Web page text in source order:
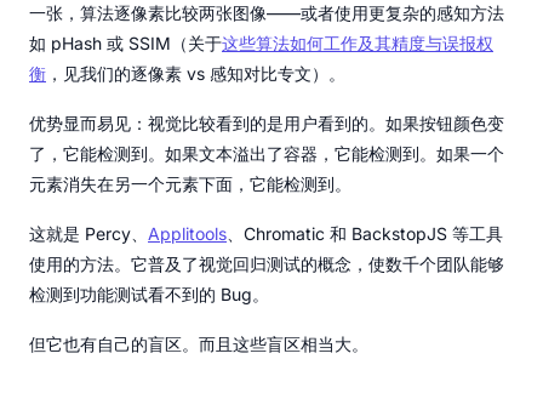
一张，算法逐像素比较两张图像——或者使用更复杂的感知方法
如 pHash 或 SSIM（关于这些算法如何工作及其精度与误报权
衡 ，见我们的逐像素 vs 感知对比专文）。
优势显而易见：视觉比较看到的是用户看到的。如果按钮颜色变
了，它能检测到。如果文本溢出了容器，它能检测到。如果一个
元素消失在另一个元素下面，它能检测到。
这就是 Percy、 Applitools 、Chromatic 和 BackstopJS 等工具
使用的方法。它普及了视觉回归测试的概念，使数千个团队能够
检测到功能测试看不到的 Bug。
但它也有自己的盲区。而且这些盲区相当大。